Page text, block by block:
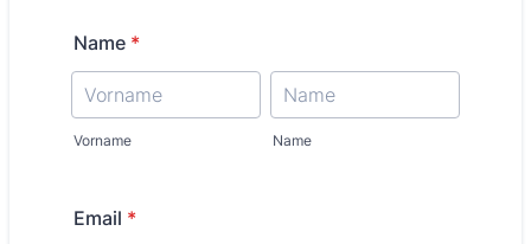
Name *
Vorname Name
Email *